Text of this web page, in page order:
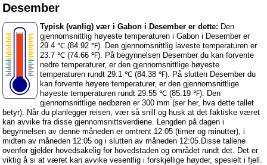
Desember
Typisk (vanlig) vær i Gabon i Desember er dette: Den
gjennomsnittlig høyeste temperaturen i Gabon i Desember er
29.4 ℃ (84.92 ℉). Den gjennomsnittlig laveste temperaturen er
23.7 ℃ (74.66 ℉). På begynnelsen Desember du kan forvente
nedre temperaturer, er den gjennomsnittlige høyeste
temperaturen rundt 29.1 ℃ (84.38 ℉). På slutten Desember du
kan forvente høyere temperaturer, er den gjennomsnittlige
høyeste temperaturen rundt 29.55 ℃ (85.19 ℉). Den
gjennomsnittlige nedbøren er 300 mm (ser her, hva dette tallet
betyr). Når du planlegger reisen, vær så snill og husk at det faktiske været
kan avvike fra disse gjennomsnittsverdiene. Lengden på dagen i
begynnelsen av denne måneden er omtrent 12:05 (timer og minutter), i
midten av måneden 12:05 og i slutten av måneden 12:05.Disse tallene
ovenfor gjelder hovedsakelig for hovedstaden og området rundt det. Det er
viktig å si at været kan avvike vesentlig i forskjellige høyder, spesielt i fjell.